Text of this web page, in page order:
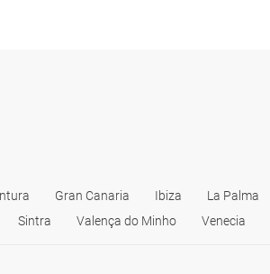
Gran Canaria Ibiza La Palma
Sintra Valença do Minho Venecia